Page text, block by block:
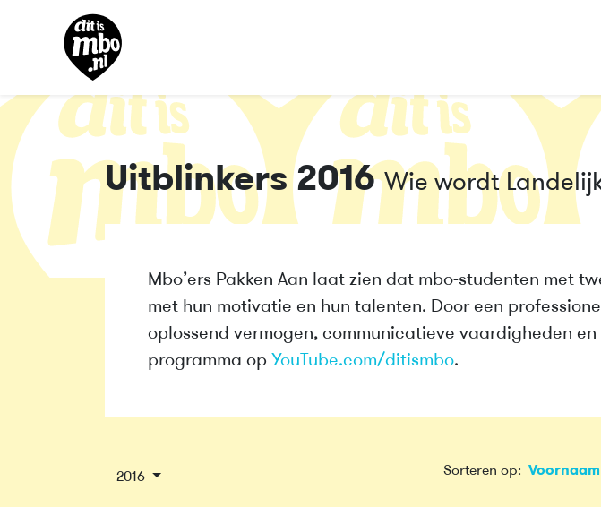
Uitblinkers 2016Wie wordt
Mbo’ers Pakken Aan laat zien dat mbo-studenten met
met hun motivatie en hun talenten. Door een
oplossend vermogen, communicatieve vaardigheden
programma op YouTube.com/ditismbo.
2016 Sorteren op: Voornaam